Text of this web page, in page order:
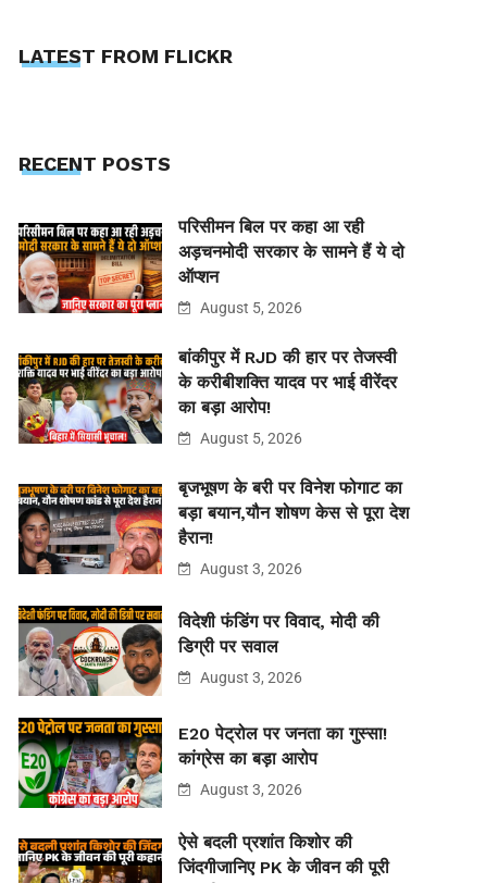
LATEST FROM FLICKR
RECENT POSTS
परिसीमन बिल पर कहा आ रही
अड़चनमोदी सरकार के सामने हैं ये दो
ऑप्शन
August 5, 2026
बांकीपुर में RJD की हार पर तेजस्वी
के करीबीशक्ति यादव पर भाई वीरेंदर
का बड़ा आरोप!
August 5, 2026
बृजभूषण के बरी पर विनेश फोगाट का
बड़ा बयान,यौन शोषण केस से पूरा देश
हैरान!
August 3, 2026
विदेशी फंडिंग पर विवाद, मोदी की
डिग्री पर सवाल
August 3, 2026
E20 पेट्रोल पर जनता का गुस्सा!
कांग्रेस का बड़ा आरोप
August 3, 2026
ऐसे बदली प्रशांत किशोर की
जिंदगीजानिए PK के जीवन की पूरी